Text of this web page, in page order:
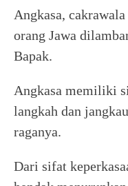
Angkasa,
orang Jawa
Bapak.
Angkasa memiliki
langkah dan
raganya.
Dari sifat